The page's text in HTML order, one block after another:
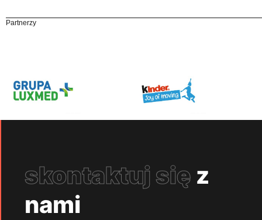
Partnerzy
skontaktuj się z
nami